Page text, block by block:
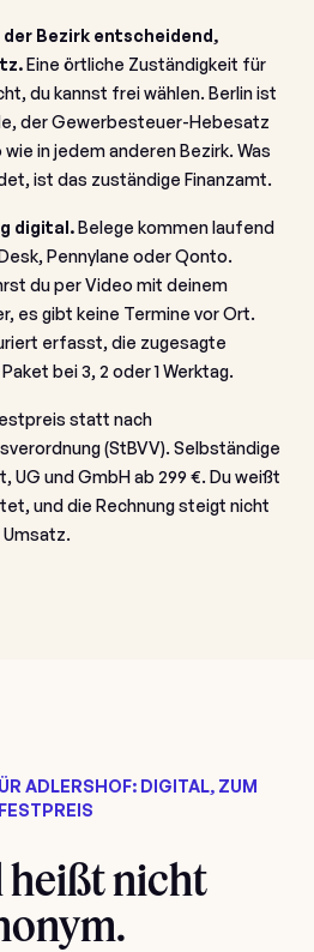
Bezirk entscheidend,
Eine örtliche Zuständigkeit für
du kannst frei wählen. Berlin ist
der Gewerbesteuer-Hebesatz
in jedem anderen Bezirk. Was
ist das zuständige Finanzamt.
digital.Belege kommen laufend
Pennylane oder Qonto.
du per Video mit deinem
es gibt keine Termine vor Ort.
erfasst, die zugesagte
bei 3, 2 oder 1 Werktag.
statt nach
(StBVV). Selbständige
UG und GmbH ab 299 €. Du weißt
und die Rechnung steigt nicht
ADLERSHOF: DIGITAL, ZUM
FESTPREIS
heißt nicht